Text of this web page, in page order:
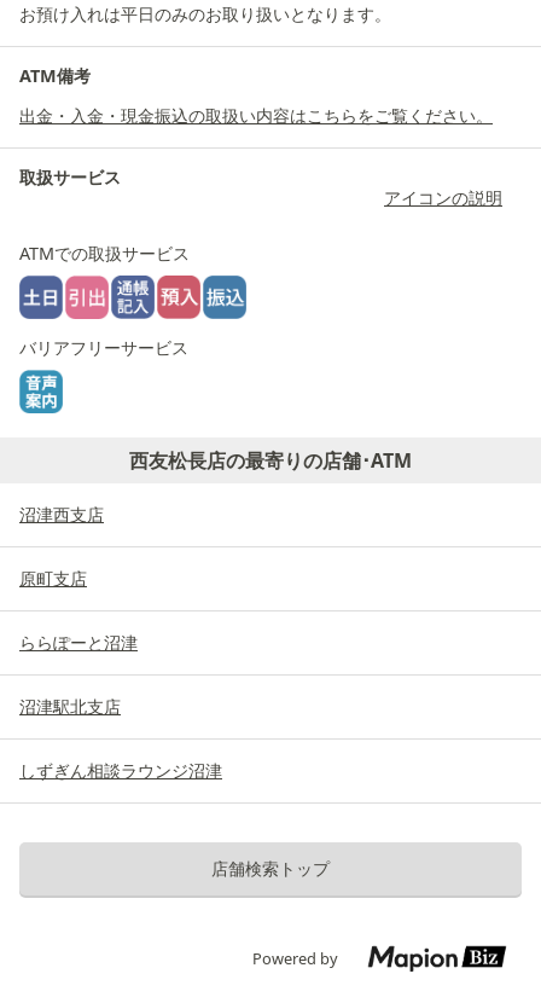
お預け入れは平日のみのお取り扱いとなります。
ATM備考
出金・入金・現金振込の取扱い内容はこちらをご覧ください。
取扱サービス
アイコンの説明
ATMでの取扱サービス
バリアフリーサービス
西友松長店の最寄りの店舗･ATM
沼津西支店
原町支店
ららぽーと沼津
沼津駅北支店
しずぎん相談ラウンジ沼津
店舗検索トップ
Powered by